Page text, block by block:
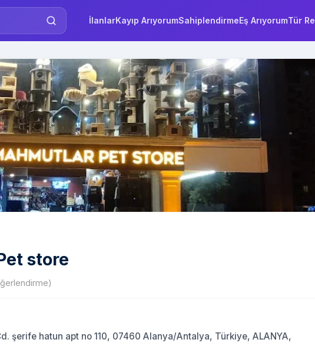
İlanlarKayıp ArıyorumSahiplendirmeEş ArıyorumTür
store
şerife hatun apt no 110, 07460 Alanya/Antalya, Türkiye, ALANYA,